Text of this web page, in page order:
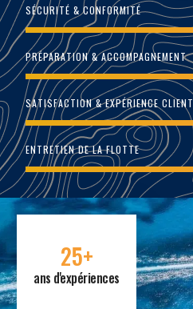
SÉCURITÉ & CONFORMITÉ
PRÉPARATION & ACCOMPAGNEMENT
SATISFACTION & EXPÉRIENCE CLIENT
ENTRETIEN DE LA FLOTTE
25+
ans d'expériences